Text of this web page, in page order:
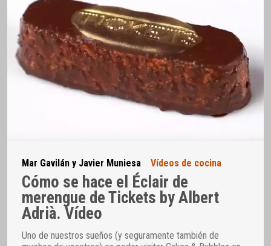
Mar Gavilán y Javier Muniesa Vídeos de cocina
Cómo se hace el Éclair de
merengue de Tickets by Albert
Adrià. Vídeo
Uno de nuestros sueños (y seguramente también de